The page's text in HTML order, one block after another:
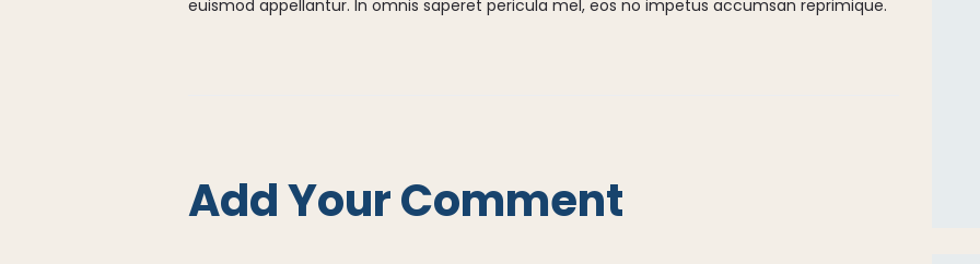
euismod appellantur. In omnis saperet pericula mel, eos no impetus accumsan reprimique.
Add Your Comment